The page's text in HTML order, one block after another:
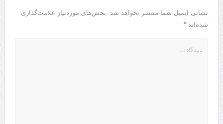
نشانی ایمیل شما منتشر نخواهد شد. بخش‌های موردنیاز علامت‌گذاری
شده‌اند *